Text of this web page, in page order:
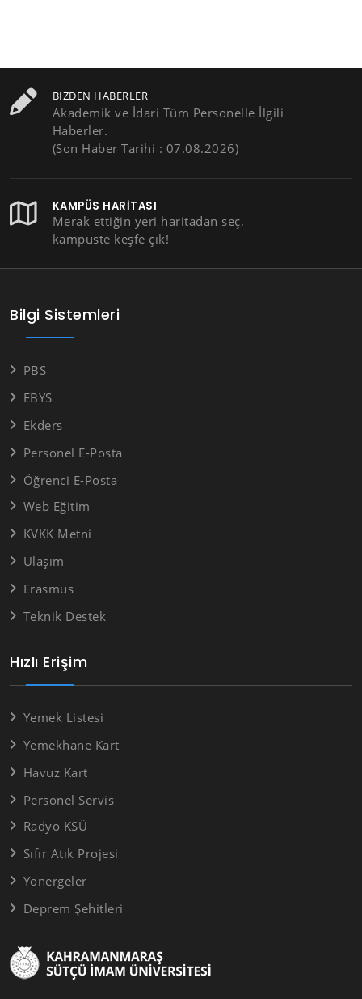
BIZDEN HABERLER
Akademik ve İdari Tüm Personelle İlgili
Haberler.
(Son Haber Tarihi : 07.08.2026)
KAMPÜS HARITASI
Merak ettiğin yeri haritadan seç,
kampüste keşfe çık!
Hızlı Erişim
Yemek Listesi
Yemekhane Kart
Havuz Kart
Personel Servis
Radyo KSÜ
Sıfır Atık Projesi
Yönergeler
Deprem Şehitleri
Bilgi Sistemleri
PBS
EBYS
Ekders
Personel E-Posta
Öğrenci E-Posta
Web Eğitim
KVKK Metni
Ulaşım
Erasmus
Teknik Destek